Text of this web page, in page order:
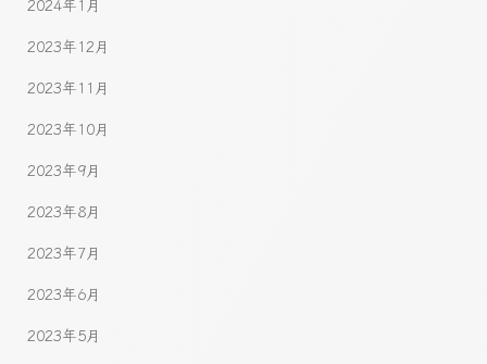
2024年1月
2023年12月
2023年11月
2023年10月
2023年9月
2023年8月
2023年7月
2023年6月
2023年5月